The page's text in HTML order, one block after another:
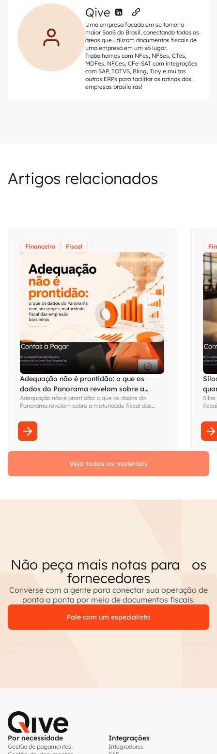
Qive
Uma empresa focada em se tornar o
maior SaaS do Brasil, conectando todas as
áreas que utilizam documentos fiscais de
uma empresa em um só lugar.
Trabalhamos com NFes, NFSes, CTes,
MDFes, NFCes, CFe-SAT com integrações
com SAP, TOTVS, Bling, Tiny e muitos
outros ERPs para facilitar as rotinas das
empresas brasileiras!
Artigos relacionados
Financeiro Fiscal
Adequação não é prontidão: o que os
dados do Panorama revelam sobre a
maturidade fiscal das empresas brasileiras
Adequação não é prontidão: o que os dados do
Panorama revelam sobre a maturidade fiscal das
sem
Veja todos os materiais
Não peça mais notas para os
fornecedores
Converse com a gente para conectar sua operação de
ponta a ponta por meio de documentos fiscais.
Fale com um especialista
Por necessidade
Gestão de pagamentos
Integrações
Integradores